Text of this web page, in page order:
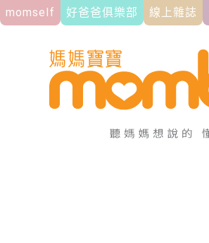
momself 好爸爸俱樂部 線上雜誌